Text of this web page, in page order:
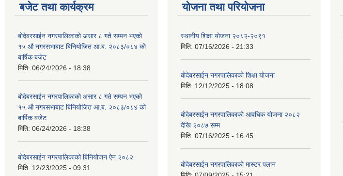
बजेट तथा कार्यक्रम
बोदेबरसाईन नगरपालिकाको असार ८ गते सम्पन भएको
१५ ‍‍‍औ नगरसभाबाट बिनियोजित आ.ब. २०८३/०८४ को
बार्षिक बजेट
मिति: 06/24/2026 - 18:38
बोदेबरसाईन नगरपालिकाको असार ८ गते सम्पन भएको
१५ ‍‍‍औ नगरसभाबाट बिनियोजित आ.ब. २०८३/०८४ को
बार्षिक बजेट
मिति: 06/24/2026 - 18:38
बोदेबरसाईन नगरपालिकाको बिनियोजन ऐन २०८२
मिति: 12/23/2025 - 09:31
योजना तथा परियोजना
स्थानीय शिक्षा योजना २०८२-२०९१
मिति: 07/16/2026 - 21:33
बोदेबरसाईन नगरपालिकाको शिक्षा योजना
मिति: 12/12/2025 - 18:08
बोदेबरसाईन नगरपालिकाको आवधिक योजना २०८२
देखि २०८७ सम्म
मिति: 07/16/2025 - 16:45
बोदेबरसाईन नगरपालिकाको मास्टर पलान